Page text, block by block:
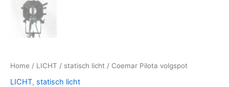
Home / LICHT / statisch licht / Coemar Pilota volgspot
LICHT, statisch licht